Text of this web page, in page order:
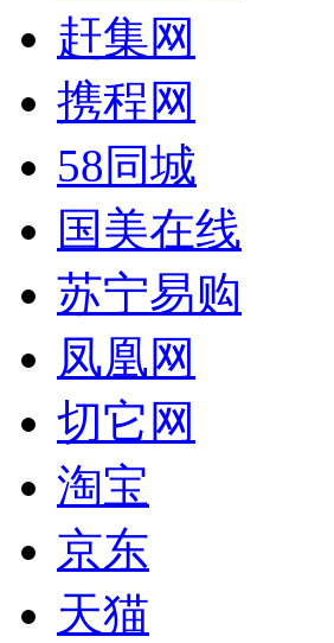
赶集网
携程网
58同城
国美在线
苏宁易购
凤凰网
切它网
淘宝
京东
天猫